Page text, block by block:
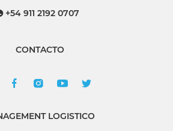
+54 911 2192 0707
CONTACTO
LOGISTICO